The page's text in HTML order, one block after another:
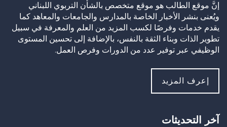
إنَّ موقع الطالب هو موقع متخصص بالشأن التربوي اللبناني
ويُعنى بنشر الأخبار الخاصة بالمدارس والجامعات والمعاهد كما
يقدم خدمات وفرصًا لكسب المزيد من العلم والمعرفة في سبيل
تطوير الذات وبناء الثقة بالنفس، بالإضافة إلى تحسين المستوى
الوظيفي عبر توفير عدد من الدورات وفرص العمل.
إعرف المزيد
آخر التحديثات